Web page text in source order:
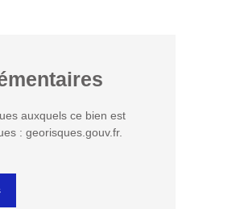
auxquels ce bien est
: georisques.gouv.fr.